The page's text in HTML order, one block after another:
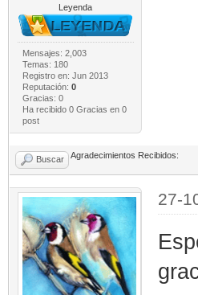
Leyenda
Mensajes: 2,003
Temas: 180
Registro en: Jun 2013
Reputación: 0
Gracias: 0
Ha recibido 0 Gracias en 0
post
Buscar Agradecimientos Recibidos:
27-